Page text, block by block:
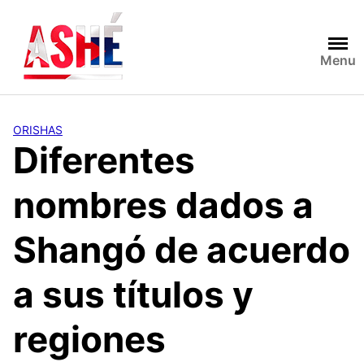
contenido
Menu
ORISHAS
Diferentes
nombres dados a
Shangó de acuerdo
a sus títulos y
regiones